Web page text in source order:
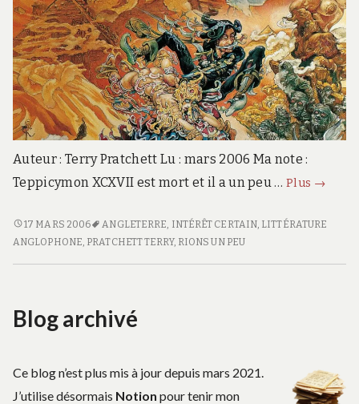
Auteur : Terry Pratchett Lu : mars 2006 Ma note :
Teppicymon XCXVII est mort et il a un peu …Plus
Disque-
vol.7
→
PYRAMIDES
–
17 MARS 2006 ANGLETERRE, INTÉRÊT CERTAIN, LITTÉRATURE
ANGLOPHONE, PRATCHETT TERRY, RIONS UN PEU
Blog archivé
Ce blog n’est plus mis à jour depuis mars 2021.
J’utilise désormais Notion pour tenir mon